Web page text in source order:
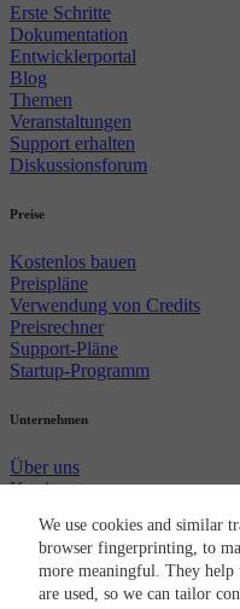
We use cookies and similar
browser fingerprinting, to
more meaningful. They help
are used, so we can tailor
Erste Schritte
Dokumentation
Entwicklerportal
Blog
Themen
Veranstaltungen
Support erhalten
Diskussionsforum
Preise
Kostenlos bauen
Preispläne
Verwendung von Credits
Preisrechner
Support-Pläne
Startup-Programm
Unternehmen
Über uns
Karriere
Partner
CircleCI Marke
Sicherheit
© 2026 Circle Internet